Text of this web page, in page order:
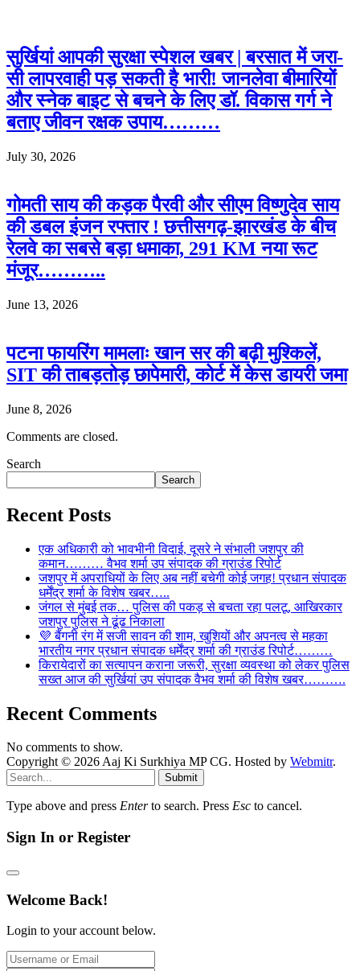
सुर्खियां आपकी सुरक्षा स्पेशल खबर | बरसात में जरा-
सी लापरवाही पड़ सकती है भारी! जानलेवा बीमारियों
और स्नेक बाइट से बचने के लिए डॉ. विकास गर्ग ने
बताए जीवन रक्षक उपाय………
July 30, 2026
गोमती साय की कड़क पैरवी और सीएम विष्णुदेव साय
की डबल इंजन रफ्तार ! छत्तीसगढ़-झारखंड के बीच
रेलवे का सबसे बड़ा धमाका, 291 KM नया रूट
मंजूर………..
June 13, 2026
पटना फायरिंग मामलाः खान सर की बढ़ी मुश्किलें,
SIT की ताबड़तोड़ छापेमारी, कोर्ट में केस डायरी जमा
June 8, 2026
Comments are closed.
Search
Search
Recent Posts
एक अधिकारी को भावभीनी विदाई, दूसरे ने संभाली जशपुर की
कमान……… वैभव शर्मा उप संपादक की ग्राउंड रिपोर्ट
जशपुर में अपराधियों के लिए अब नहीं बचेगी कोई जगह! प्रधान संपादक
धर्मेंद्र शर्मा के विशेष खबर…..
जंगल से मुंबई तक… पुलिस की पकड़ से बचता रहा पलटू, आखिरकार
जशपुर पुलिस ने ढूंढ निकाला
💜 बैंगनी रंग में सजी सावन की शाम, खुशियों और अपनत्व से महका
भारतीय नगर प्रधान संपादक धर्मेंद्र शर्मा की ग्राउंड रिपोर्ट………
किरायेदारों का सत्यापन कराना जरूरी, सुरक्षा व्यवस्था को लेकर पुलिस
सख्त आज की सुर्खियां उप संपादक वैभव शर्मा की विशेष खबर……….
Recent Comments
No comments to show.
Copyright © 2026 Aaj Ki Surkhiya MP CG. Hosted by Webmitr.
Submit
Type above and press Enterto search. Press Esc to cancel.
Sign In or Register
Welcome Back!
Login to your account below.